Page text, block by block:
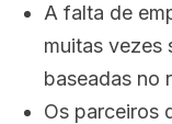
A falta de
muitas vezes
baseadas no
Os parceiros